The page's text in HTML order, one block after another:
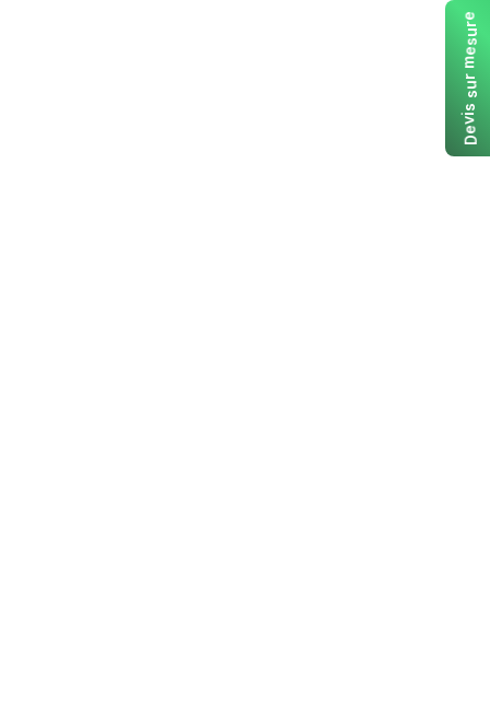
D
e
v
i
s
s
u
r
m
e
s
u
r
e